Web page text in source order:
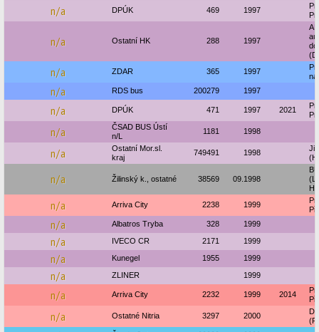
n/a DPÚK 469 1997
n/a Ostatní HK 288 1997
n/a ZDAR 365 1997
n/a RDS bus 200279 1997
n/a DPÚK 471 1997 2021
n/a
ČSAD BUS Ústí
n/L
1181 1998
n/a
Ostatní Mor.sl.
kraj
749491 1998
n/a Žilinský k., ostatné 38569 09.1998
n/a Arriva City 2238 1999
n/a Albatros Tryba 328 1999
n/a IVECO CR 2171 1999
n/a Kunegel 1955 1999
n/a ZLINER 1999
n/a Arriva City 2232 1999 2014
n/a Ostatné Nitria 3297 2000